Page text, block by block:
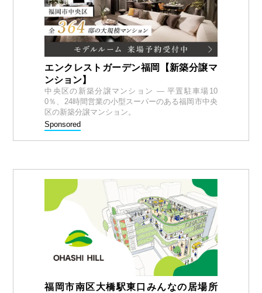
エンクレストガーデン福岡【新築分譲マ
ンション】
中央区の新築分譲マンション — 平置駐車場10
0％、24時間営業の小型スーパーのある福岡市中央
区の新築分譲マンション。
Sponsored
福岡市南区大橋駅東口みんなの居場所